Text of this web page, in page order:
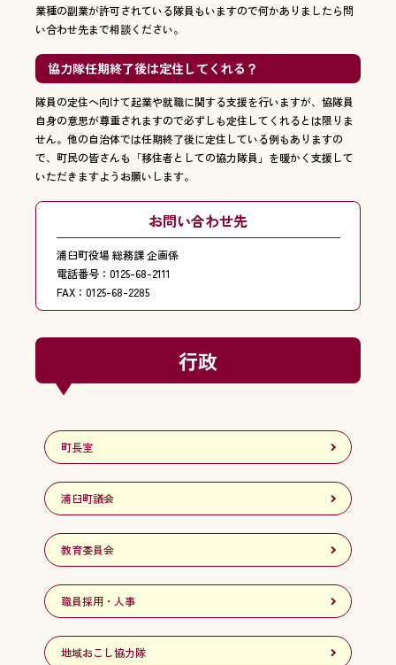
業種の副業が許可されている隊員もいますので何かありましたら問
い合わせ先まで相談ください。
協力隊任期終了後は定住してくれる？
隊員の定住へ向けて起業や就職に関する支援を行いますが、協隊員
自身の意思が尊重されますので必ずしも定住してくれるとは限りま
せん。他の自治体では任期終了後に定住している例もありますの
で、町民の皆さんも「移住者としての協力隊員」を暖かく支援して
いただきますようお願いします。
お問い合わせ先
浦臼町役場 総務課 企画係
電話番号：0125-68-2111
FAX：0125-68-2285
行政
町長室
浦臼町議会
教育委員会
職員採用・人事
地域おこし協力隊